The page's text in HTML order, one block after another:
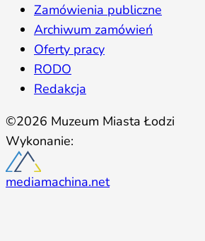
Zamówienia publiczne
Archiwum zamówień
Oferty pracy
RODO
Redakcja
©2026 Muzeum Miasta Łodzi
Wykonanie:
mediamachina.net